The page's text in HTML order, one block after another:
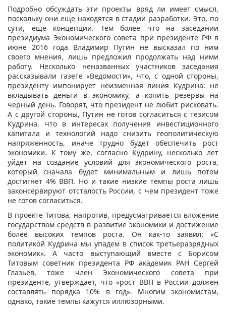
Подробно обсуждать эти проекты вряд ли имеет смысл,
поскольку они еще находятся в стадии разработки. Это, по
сути, еще концепции. Тем более что на заседании
президиума Экономического совета при президенте РФ в
июне 2016 года Владимир Путин не высказал по ним
своего мнения, лишь предложил продолжать над ними
работу. Несколько неназванных участников заседания
рассказывали газете «Ведомости», что, с одной стороны,
президенту импонирует неизменная линия Кудрина: не
вкладывать деньги в экономику, а копить резервы на
черный день. Говорят, что президент не любит рисковать.
А с другой стороны, Путин не готов согласиться с тезисом
Кудрина, что в интересах получения инвестиционного
капитала и технологий надо снизить геополитическую
напряженность, иначе трудно будет обеспечить рост
экономики. К тому же, согласно Кудрину, несколько лет
уйдет на создание условий для экономического роста,
который сначала будет минимальным и лишь потом
достигнет 4% ВВП. Но и такие низкие темпы роста лишь
законсервируют отсталость России, с чем президент тоже
не готов согласиться.
В проекте Титова, напротив, предусматривается вложение
государством средств в развитие экономики и достижение
более высоких темпов роста. Он как-то заявил: «С
политикой Кудрина мы упадем в список третьеразрядных
экономик». А часто выступающий вместе с Борисом
Титовым советник президента РФ академик РАН Сергей
Глазьев, тоже член Экономического совета при
президенте, утверждает, что «рост ВВП в России должен
составлять порядка 10% в год». Многим экономистам,
однако, такие темпы кажутся иллюзорными.